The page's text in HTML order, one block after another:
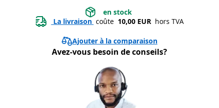
en stock
La livraison coûte 10,00 EUR hors TVA
Ajouter à la comparaison
Avez-vous besoin de conseils?